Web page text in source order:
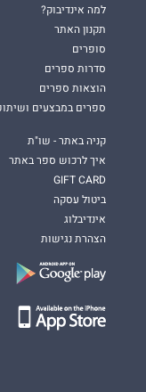
למה אינדיבוק?
תקנון האתר
סופרים
סדרות ספרים
הוצאות ספרים
ספרים במבצעים
קניה באתר - שו"ת
איך לרכוש ספר באתר
GIFT CARD
ביטול עסקה
אינדיבלוג
הצהרת נגישות